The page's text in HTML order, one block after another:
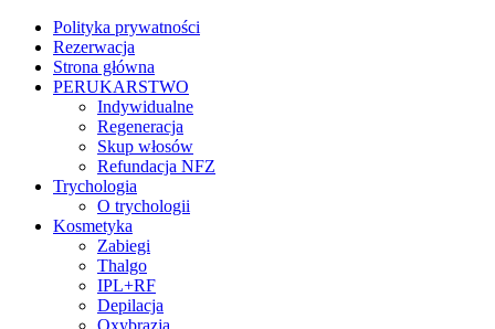
Polityka prywatności
Rezerwacja
Strona główna
PERUKARSTWO
Indywidualne
Regeneracja
Skup włosów
Refundacja NFZ
Trychologia
O trychologii
Kosmetyka
Zabiegi
Thalgo
IPL+RF
Depilacja
Oxybrazja